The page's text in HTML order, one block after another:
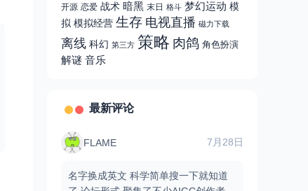
开源 恋爱 战术 暗黑 末日 格斗 梦幻运动 模
拟 模拟经营 生存 电视直播 磁力下载
离线 科幻 第三方 策略 肉鸽 角色扮演
解谜 音乐
最新评论
FLAME 7月28日
名字换成英文 科学简单搜一下就知道